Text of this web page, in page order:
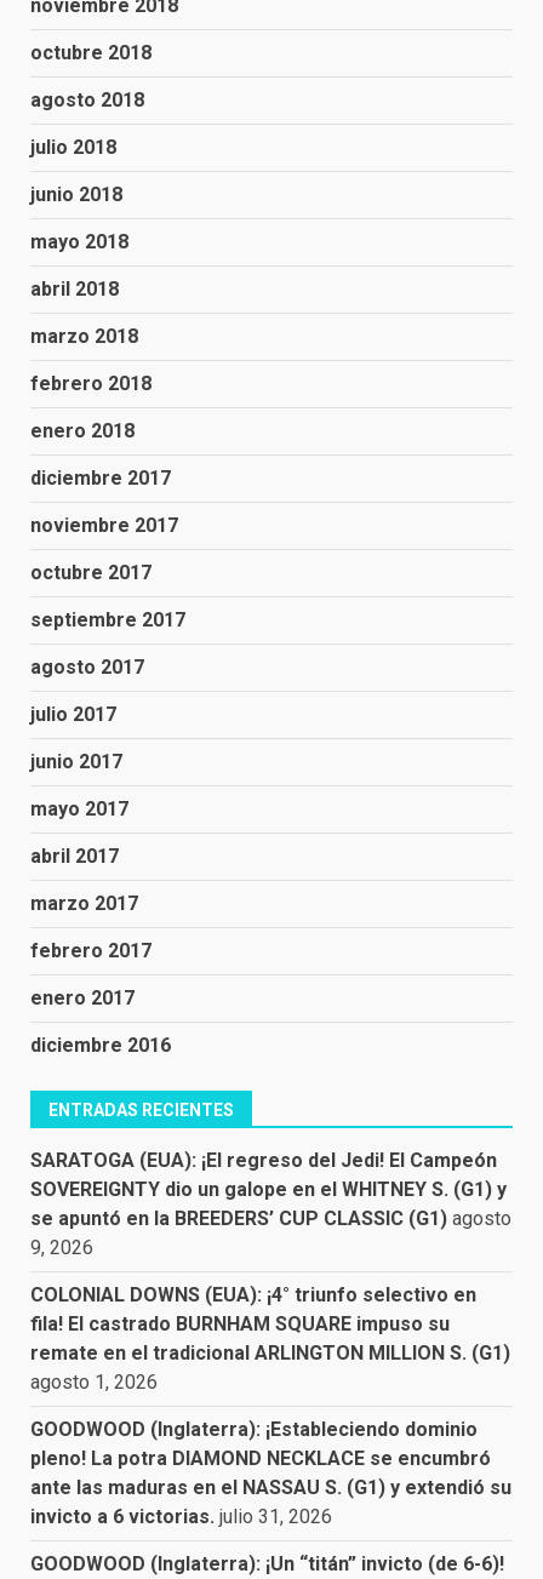
noviembre 2018
octubre 2018
agosto 2018
julio 2018
junio 2018
mayo 2018
abril 2018
marzo 2018
febrero 2018
enero 2018
diciembre 2017
noviembre 2017
octubre 2017
septiembre 2017
agosto 2017
julio 2017
junio 2017
mayo 2017
abril 2017
marzo 2017
febrero 2017
enero 2017
diciembre 2016
ENTRADAS RECIENTES
SARATOGA (EUA): ¡El regreso del Jedi! El Campeón
SOVEREIGNTY dio un galope en el WHITNEY S. (G1) y
se apuntó en la BREEDERS’ CUP CLASSIC (G1) agosto
9, 2026
COLONIAL DOWNS (EUA): ¡4° triunfo selectivo en
fila! El castrado BURNHAM SQUARE impuso su
remate en el tradicional ARLINGTON MILLION S. (G1)
agosto 1, 2026
GOODWOOD (Inglaterra): ¡Estableciendo dominio
pleno! La potra DIAMOND NECKLACE se encumbró
ante las maduras en el NASSAU S. (G1) y extendió su
invicto a 6 victorias. julio 31, 2026
GOODWOOD (Inglaterra): ¡Un “titán” invicto (de 6-6)!